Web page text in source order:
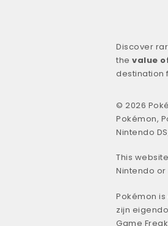
Discover
the value
destination
© 2026
Pokémon,
Nintendo
This
Nintendo or
Pokémon
zijn
Game